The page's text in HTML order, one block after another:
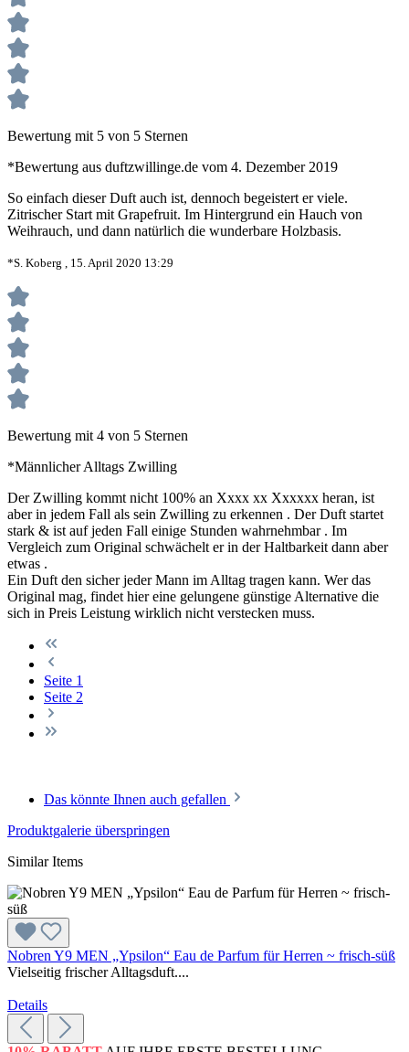
Bewertung mit 5 von 5 Sternen
*Bewertung aus duftzwillinge.de vom 4. Dezember 2019
So einfach dieser Duft auch ist, dennoch begeistert er viele.
Zitrischer Start mit Grapefruit. Im Hintergrund ein Hauch von
Weihrauch, und dann natürlich die wunderbare Holzbasis.
*S. Koberg , 15. April 2020 13:29
Bewertung mit 4 von 5 Sternen
*Männlicher Alltags Zwilling
Der Zwilling kommt nicht 100% an Xxxx xx Xxxxxx heran, ist
aber in jedem Fall als sein Zwilling zu erkennen . Der Duft startet
stark & ist auf jeden Fall einige Stunden wahrnehmbar . Im
Vergleich zum Original schwächelt er in der Haltbarkeit dann aber
etwas .
Ein Duft den sicher jeder Mann im Alltag tragen kann. Wer das
Original mag, findet hier eine gelungene günstige Alternative die
sich in Preis Leistung wirklich nicht verstecken muss.
Seite 1
Seite 2
Das könnte Ihnen auch gefallen
Produktgalerie überspringen
Similar Items
Nobren Y9 MEN „Ypsilon“ Eau de Parfum für Herren ~ frisch-süß
Vielseitig frischer Alltagsduft....
Details